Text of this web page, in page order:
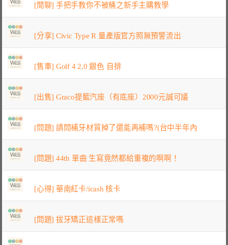
[閒聊] 手把手教你不被桶之新手主購教學
[分享] Civic Type R 量產版官方照無預警流出
[售車] Golf 4 2.0 銀色 自排
[出售] Graco提籃汽座（有底座）2000元誠可議
[問題] 請問補牙材質掉了還能再補嗎?(台中半年內
[問題] 44th 單曲 生寫竟然都給重複的啊啊！
[心得] 華南紅卡/icash 核卡
[問題] 拔牙矯正這樣正常嗎